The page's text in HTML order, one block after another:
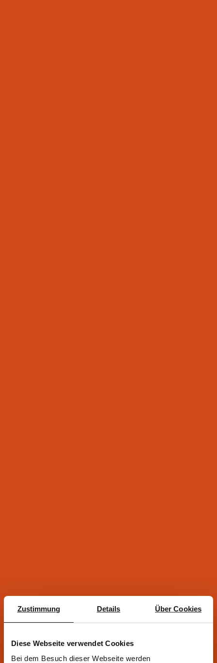
Zustimmung Details Über Cookies
Diese Webseite verwendet Cookies
Bei dem Besuch dieser Webseite werden